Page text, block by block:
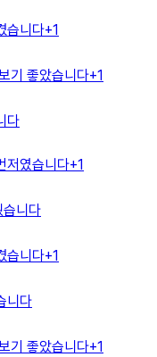
습니다+1
기 좋았습니다+1
다
저였습니다+1
습니다
습니다+1
니다
기 좋았습니다+1